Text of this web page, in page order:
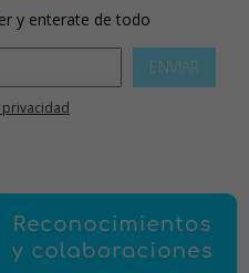
y enterate de todo
ENVIAR